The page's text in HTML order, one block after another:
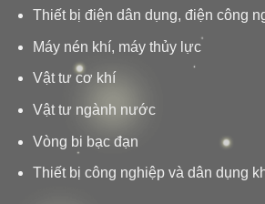
Thiết bị điện dân dụng, điện công
Máy nén khí, máy thủy lực
Vật tư cơ khí
Vật tư ngành nước
Vòng bi bạc đạn
Thiết bị công nghiệp và dân dụng